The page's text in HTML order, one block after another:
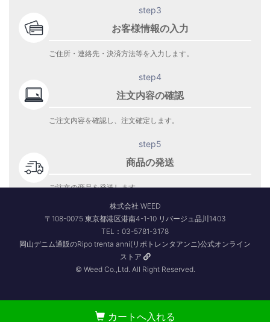
カートへ入れる
step3
お客様情報の入力
ご住所・連絡先・決済方法等を入力します。
step4
注文内容の確認
ご注文内容を確認し、注文確定します。
step5
商品の発送
ご注文の商品を発送します。
株式会社 WEED
〒108-0075 東京都港区港南4-1-10 リバージュ品川1403
TEL：03-5781-3178
岡山デニム通販のRipo trenta anni(リポトレンタアンニ)公式オンライン
ストア
© Weed Co.,Ltd. All Right Reserved.